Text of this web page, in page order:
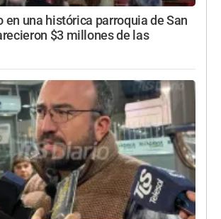
en una histórica parroquia de San
$3 millones de las